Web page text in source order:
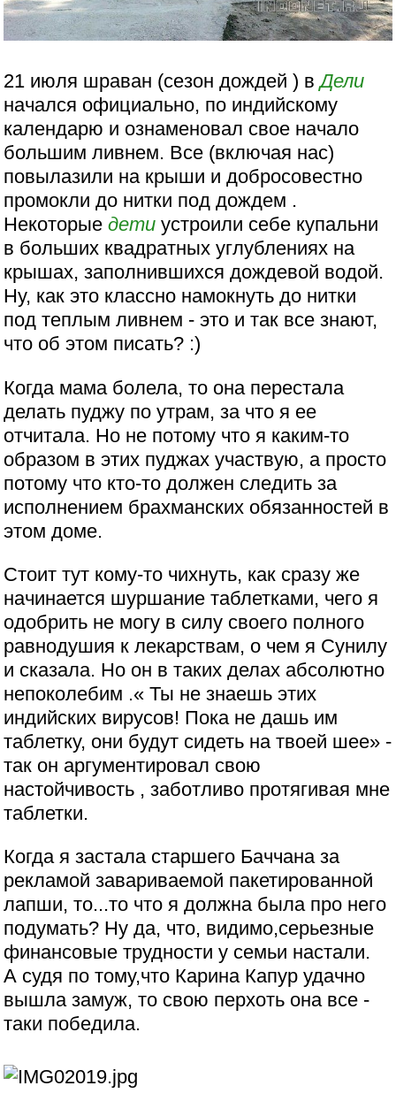
21 июля шраван (сезон дождей ) вДели
начался официально, по индийскому
календарю и ознаменовал свое начало
большим ливнем. Все (включая нас)
повылазили на крыши и добросовестно
промокли до нитки под дождем .
Некоторыедети устроили себе купальни
в больших квадратных углублениях на
крышах, заполнившихся дождевой водой.
Ну, как это классно намокнуть до нитки
под теплым ливнем - это и так все знают,
что об этом писать? :)
Когда мама болела, то она перестала
делать пуджу по утрам, за что я ее
отчитала. Но не потому что я каким-то
образом в этих пуджах участвую, а просто
потому что кто-то должен следить за
исполнением брахманских обязанностей в
этом доме.
Стоит тут кому-то чихнуть, как сразу же
начинается шуршание таблетками, чего я
одобрить не могу в силу своего полного
равнодушия к лекарствам, о чем я Сунилу
и сказала. Но он в таких делах абсолютно
непоколебим .« Ты не знаешь этих
индийских вирусов! Пока не дашь им
таблетку, они будут сидеть на твоей шее» -
так он аргументировал свою
настойчивость , заботливо протягивая мне
таблетки.
Когда я застала старшего Баччана за
рекламой завариваемой пакетированной
лапши, то...то что я должна была про него
подумать? Ну да, что, видимо,серьезные
финансовые трудности у семьи настали.
А судя по тому,что Карина Капур удачно
вышла замуж, то свою перхоть она все -
таки победила.